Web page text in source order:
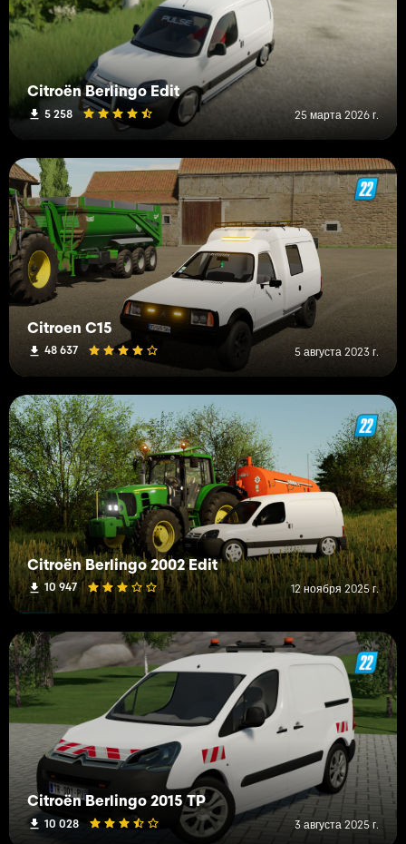
Citroën Berlingo Edit
5 258 25 марта 2026 г.
Citroen C15
48 637 5 августа 2023 г.
Citroën Berlingo 2002 Edit
10 947 12 ноября 2025 г.
Citroën Berlingo 2015 TP
10 028 3 августа 2025 г.